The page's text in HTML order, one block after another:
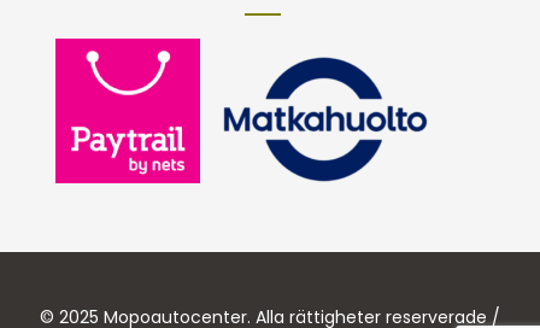
© 2025 Mopoautocenter. Alla rättigheter reserverade /